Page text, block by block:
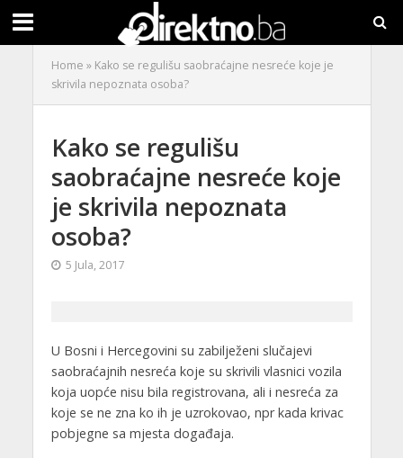
Home » Kako se regulišu saobraćajne nesreće koje je
skrivila nepoznata osoba?
Kako se regulišu
saobraćajne nesreće koje
je skrivila nepoznata
osoba?
5 Jula, 2017
U Bosni i Hercegovini su zabilježeni slučajevi
saobraćajnih nesreća koje su skrivili vlasnici vozila
koja uopće nisu bila registrovana, ali i nesreća za
koje se ne zna ko ih je uzrokovao, npr kada krivac
pobjegne sa mjesta događaja.